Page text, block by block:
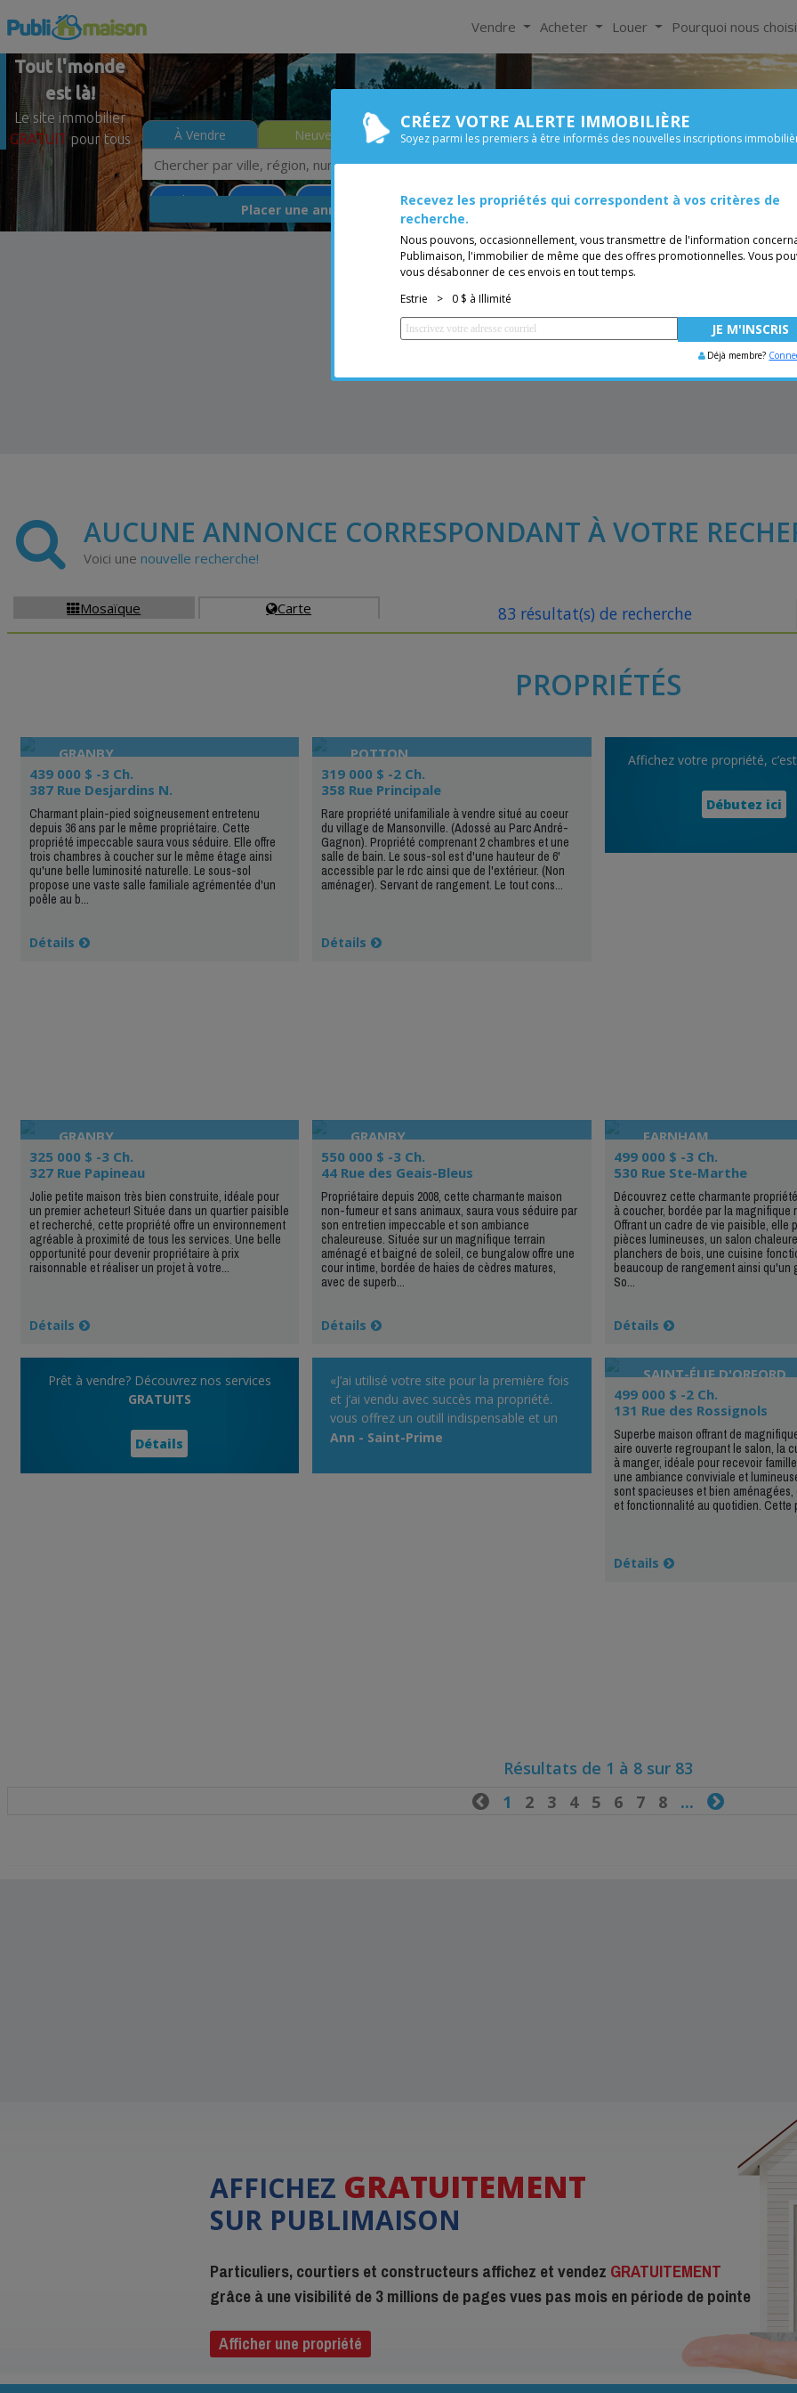
Tout l'monde
est là!
Le site immobilier
GRATUIT pour tous
Vendre Acheter Louer Pourquoi nous
À Vendre Neuves
À Louer
Chambre
Prix
Granby Bungalow
Placer une annonce GRATUITE Vous êtes courtier,
AUCUNE ANNONCE CORRESPONDANT À VOTRE
Voici une nouvelle recherche!
Mosaïque Carte 83 résultat(s) de recherche
PROPRIÉTÉS
GRANBY
439 000 $ -3 Ch.
387 Rue Desjardins N.
Charmant plain-pied soigneusement entretenu
depuis 36 ans par le même propriétaire. Cette
propriété impeccable saura vous séduire. Elle offre
trois chambres à coucher sur le même étage ainsi
qu'une belle luminosité naturelle. Le sous-sol
propose une vaste salle familiale agrémentée d'un
poêle au b...
Détails
POTTON
319 000 $ -2 Ch.
358 Rue Principale
Rare propriété unifamiliale à vendre situé au coeur
du village de Mansonville. (Adossé au Parc André-
Gagnon). Propriété comprenant 2 chambres et une
salle de bain. Le sous-sol est d'une hauteur de 6'
accessible par le rdc ainsi que de l'extérieur. (Non
aménager). Servant de rangement. Le tout cons...
Détails
Affichez votre propriété, c’est
Débutez ici
GRANBY
325 000 $ -3 Ch.
327 Rue Papineau
Jolie petite maison très bien construite, idéale pour
un premier acheteur! Située dans un quartier paisible
et recherché, cette propriété offre un environnement
agréable à proximité de tous les services. Une belle
opportunité pour devenir propriétaire à prix
raisonnable et réaliser un projet à votre...
Détails
GRANBY
550 000 $ -3 Ch.
44 Rue des Geais-Bleus
Propriétaire depuis 2008, cette charmante maison
non-fumeur et sans animaux, saura vous séduire par
son entretien impeccable et son ambiance
chaleureuse. Située sur un magnifique terrain
aménagé et baigné de soleil, ce bungalow offre une
cour intime, bordée de haies de cèdres matures,
avec de superb...
Détails
FARNHAM
499 000 $ -3 Ch.
530 Rue Ste-Marthe
Découvrez cette charmante
à coucher, bordée par la magnifique
Offrant un cadre de vie paisible, elle
pièces lumineuses, un salon
planchers de bois, une cuisine
beaucoup de rangement ainsi qu'un
So...
Détails
Prêt à vendre? Découvrez nos services
GRATUITS
Détails
«J’ai utilisé votre site pour la première fois
et j‘ai vendu avec succès ma propriété.
vous offrez un outill indispensable et un
service remarquable pour vendre sa
utiliser, et contrairement à Kiiji qui est un
Ann - Saint-Prime
SAINT-ÉLIE D'ORFORD
499 000 $ -2 Ch.
131 Rue des Rossignols
Superbe maison offrant de
aire ouverte regroupant le salon, la
à manger, idéale pour recevoir
une ambiance conviviale et
sont spacieuses et bien
et fonctionnalité au quotidien. Cette
Détails
Résultats de 1 à 8 sur 83
1 2 3 4 5 6 7 8... 
AFFICHEZ GRATUITEMENT
SUR PUBLIMAISON
Particuliers, courtiers et constructeurs affichez et vendez GRATUITEMENT
grâce à une visibilité de 3 millions de pages vues pas mois en période de pointe
Afficher une propriété
CRÉEZ VOTRE ALERTE IMMOBILIÈRE
Soyez parmi les premiers à être informés des nouvelles inscriptions
Recevez les propriétés qui correspondent à vos critères de
recherche.
Nous pouvons, occasionnellement, vous transmettre de l'information
Publimaison, l'immobilier de même que des offres promotionnelles. Vous
vous désabonner de ces envois en tout temps.
Estrie
> 0 $ à Illimité
Déjà membre?